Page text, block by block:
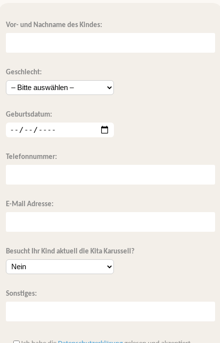
Vor- und Nachname des Kindes:
Geschlecht:
Geburtsdatum:
Telefonnummer:
E-Mail Adresse:
Besucht Ihr Kind aktuell die Kita Karussell?
Sonstiges: